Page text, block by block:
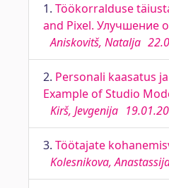
1. Töökorralduse
and Pixel. Улучшение
Aniskovitš, Natalja
2. Personali kaasatus
Example of Studio
Kirš, Jevgenija
3. Töötajate
Kolesnikova,